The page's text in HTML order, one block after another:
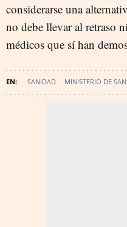
considerarse una
no debe llevar al retraso
médicos que sí han
SANIDAD MINISTERIO DE